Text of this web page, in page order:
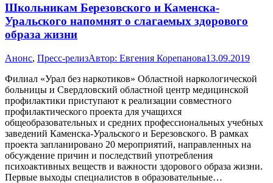
Школьникам Березовского и Каменска-
Уральского напомнят о слагаемых здорового
образа жизни
Анонс, Пресс-релизАвтор: Евгения Корепанова13.09.2019
Филиал «Урал без наркотиков» Областной наркологической
больницы и Свердловский областной центр медицинской
профилактики приступают к реализации совместного
профилактического проекта для учащихся
общеобразовательных и средних профессиональных учебных
заведений Каменска-Уральского и Березовского. В рамках
проекта запланировано 20 мероприятий, направленных на
обсуждение причин и последствий употребления
психоактивных веществ и важности здорового образа жизни.
Первые выходы специалистов в образовательные…